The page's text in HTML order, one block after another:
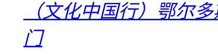
（文化中国行）鄂尔
门